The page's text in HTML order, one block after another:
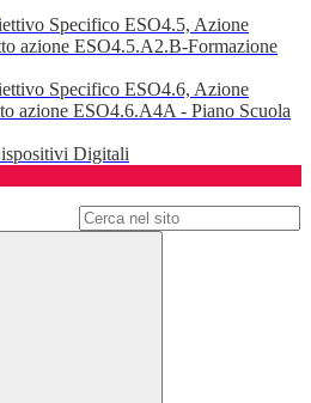
Specifico ESO4.5, Azione
azione ESO4.5.A2.B-Formazione
Specifico ESO4.6, Azione
azione ESO4.6.A4A - Piano Scuola
Digitali